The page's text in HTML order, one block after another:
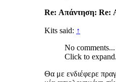
Re: Απάντηση: Re:
Kits said: ↑
No comments...
Click to
Θα με ενδιέφερε